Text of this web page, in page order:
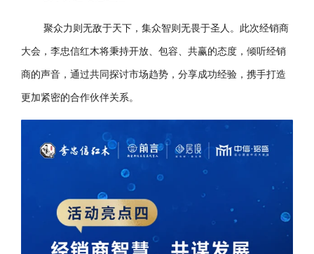
聚众力则无敌于天下，集众智则无畏于圣人。此次经销商
大会，李忠信红木将秉持开放、包容、共赢的态度，倾听经销
商的声音，通过共同探讨市场趋势，分享成功经验，携手打造
更加紧密的合作伙伴关系。